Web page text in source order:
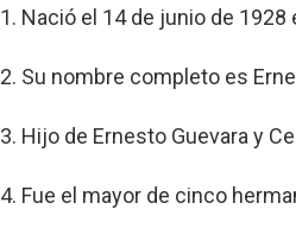
1. Nació el 14 de junio de 1928
2. Su nombre completo es
3. Hijo de Ernesto Guevara y
4. Fue el mayor de cinco